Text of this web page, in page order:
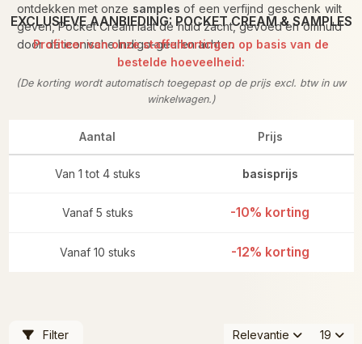
ontdekken met onze samples of een verfijnd geschenk wilt
geven, Pocket Cream laat de huid zacht, gevoed en omhuld
door de iconische Indigo-geuren achter.
EXCLUSIEVE AANBIEDING: POCKET CREAM & SAMPLES
Profiteer van onze staffelkortingen op basis van de
bestelde hoeveelheid:
(De korting wordt automatisch toegepast op de prijs excl. btw in uw
winkelwagen.)
Aantal Prijs
Van 1 tot 4 stuks basisprijs
Vanaf 5 stuks -10% korting
Vanaf 10 stuks -12% korting
Filter Relevantie 19